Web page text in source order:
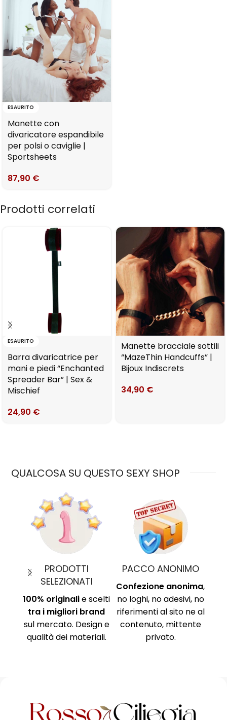
ESAURITO
Manette con
divaricatore espandibile
per polsi o caviglie |
Sportsheets
87,90 €
Prodotti correlati
ESAURITO
Barra divaricatrice per
mani e piedi “Enchanted
Spreader Bar” | Sex &
Mischief
24,90 €
Manette bracciale sottili
“MazeThin Handcuffs” |
Bijoux Indiscrets
34,90 €
QUALCOSA SU QUESTO SEXY SHOP
PRODOTTI
SELEZIONATI
100% originalie scelti
tra i migliori brand
sul mercato. Design e
qualità dei materiali.
PACCO ANONIMO
Confezione anonima,
no loghi, no adesivi, no
riferimenti al sito ne al
contenuto, mittente
privato.